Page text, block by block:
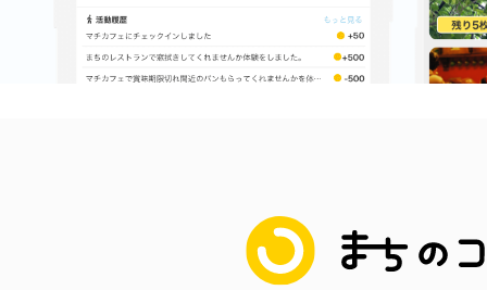
まちのコイン
滋賀県